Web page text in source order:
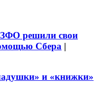
решили свои
Сбера |
и «книжки»